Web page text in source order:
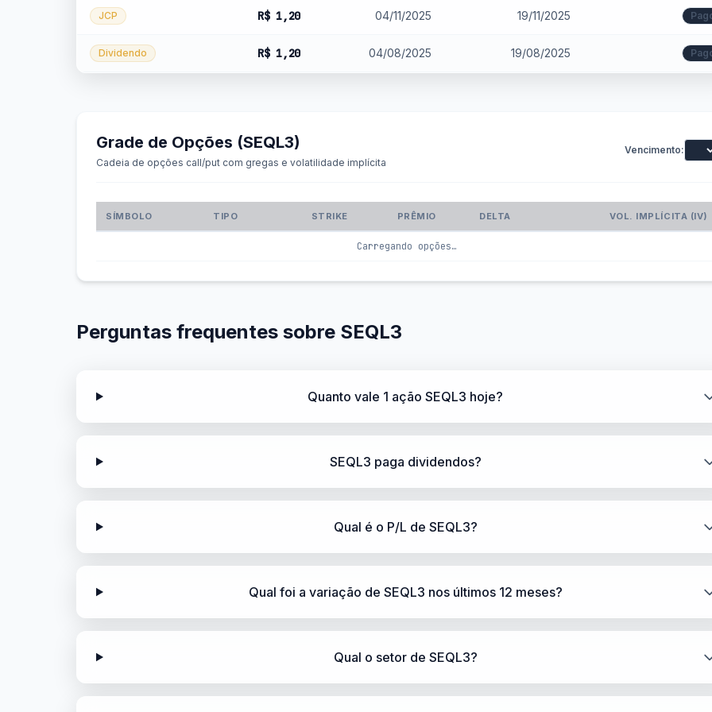
JCP R$ 1,20 04/11/2025 19/11/2025
Dividendo R$ 1,20 04/08/2025 19/08/2025
Grade de Opções (SEQL3)
Cadeia de opções call/put com gregas e volatilidade implícita
Vencimento:
SÍMBOLO TIPO STRIKE PRÊMIO DELTA VOL. IMPLÍCITA (IV)
Carregando opções…
Perguntas frequentes sobre SEQL3
Quanto vale 1 ação SEQL3 hoje?
SEQL3 paga dividendos?
Qual é o P/L de SEQL3?
Qual foi a variação de SEQL3 nos últimos 12 meses?
Qual o setor de SEQL3?